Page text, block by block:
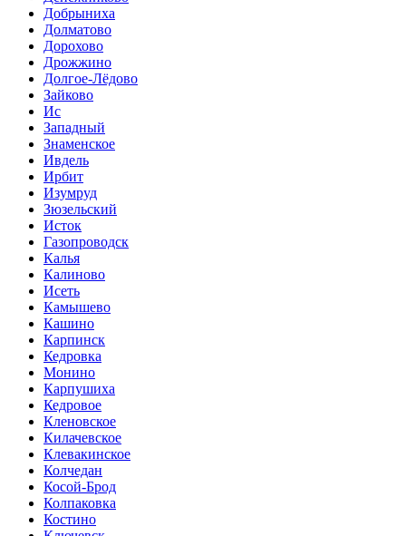
Добрыниха
Долматово
Дорохово
Дрожжино
Долгое-Лёдово
Зайково
Ис
Западный
Знаменское
Ивдель
Ирбит
Изумруд
Зюзельский
Исток
Газопроводск
Калья
Калиново
Исеть
Камышево
Кашино
Карпинск
Кедровка
Монино
Карпушиха
Кедровое
Кленовское
Килачевское
Клевакинское
Колчедан
Косой-Брод
Колпаковка
Костино